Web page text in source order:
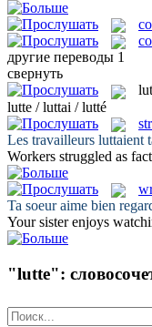
другие переводы 1
свернуть
lutte / luttai / lutté
Les travailleurs luttaient
Workers struggled as
Ta soeur aime bien
Your sister enjoys
"lutte":